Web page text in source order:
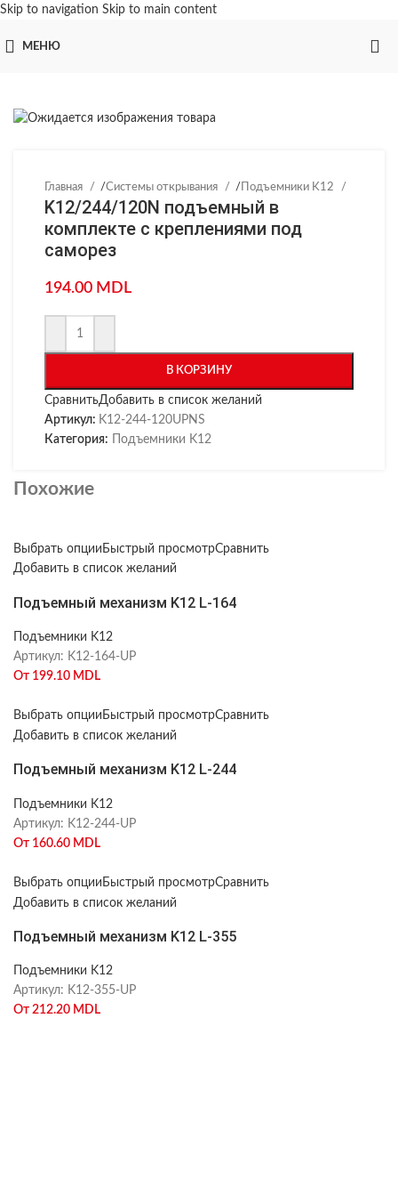
Skip to navigation Skip to main content
МЕНЮ
Главная /Системы открывания / Подъемники K12
K12/244/120N подъемный в
комплекте с креплениями под
саморез
194.00 MDL
В КОРЗИНУ
СравнитьДобавить в список желаний
Артикул: K12-244-120UPNS
Категория:
Подъемники K12
Похожие
Выбрать опции Быстрый просмотрСравнить
Добавить в список желаний
Подъемный механизм K12 L-164
Подъемники K12
Артикул: K12-164-UP
От 199.10 MDL
Выбрать опции Быстрый просмотрСравнить
Добавить в список желаний
Подъемный механизм K12 L-244
Подъемники K12
Артикул: K12-244-UP
От 160.60 MDL
Выбрать опции Быстрый просмотрСравнить
Добавить в список желаний
Подъемный механизм K12 L-355
Подъемники K12
Артикул: K12-355-UP
От 212.20 MDL